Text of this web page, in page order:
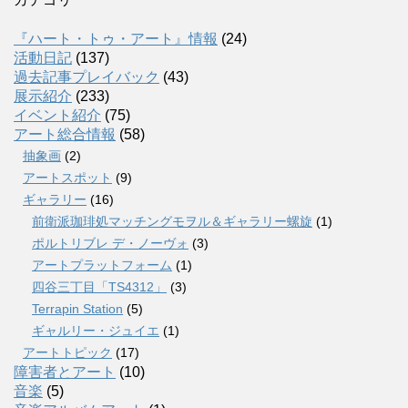
『ハート・トゥ・アート』情報 (24)
活動日記 (137)
過去記事プレイバック (43)
展示紹介 (233)
イベント紹介 (75)
アート総合情報 (58)
抽象画 (2)
アートスポット (9)
ギャラリー (16)
前衛派珈琲処マッチングモヲル＆ギャラリー螺旋 (1)
ポルトリブレ デ・ノーヴォ (3)
アートプラットフォーム (1)
四谷三丁目「TS4312」
(3)
Terrapin Station (5)
ギャルリー・ジュイエ (1)
アートトピック (17)
障害者とアート (10)
音楽 (5)